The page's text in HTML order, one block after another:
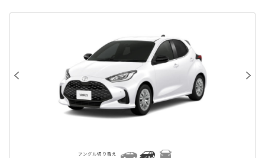
アングル切り替え